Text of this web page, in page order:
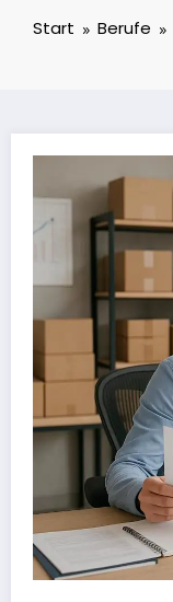
Start Berufe